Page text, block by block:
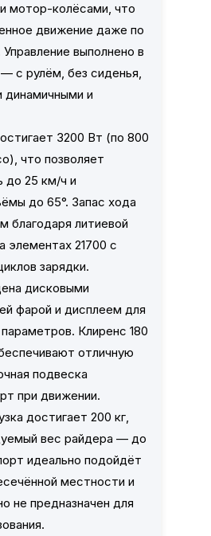
мотор-колёсами, что
движение даже по
выполнено в
с рулём, без сиденья,
динамичными и
3200 Вт (по 800
что позволяет
до 25 км/ч и
до 65°. Запас хода
благодаря литиевой
элементах 21700 с
зарядки.
дисковыми
фарой и дисплеем для
Клиренс 180
отличную
подвеска
при движении.
достигает 200 кг,
вес райдера — до
идеально подойдёт
местности и
не предназначен для